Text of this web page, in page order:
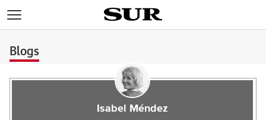
Blogs
Isabel Méndez